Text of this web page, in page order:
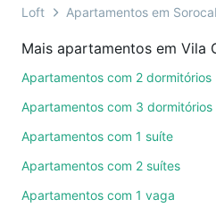
ainda conta com mais de
de imóveis.
Como escolher um imóvel?
ruas, bairros e até
também pode usar os
quartos, suítes, com ou
Loft Apartamentos em
Apartamentos com 2 dormitórios
Apartamentos com 3 dormitórios
Apartamentos com 1 suíte
Apartamentos com 2 suítes
Apartamentos com 1 vaga